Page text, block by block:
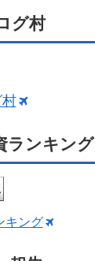
グ村
ランキング
キング